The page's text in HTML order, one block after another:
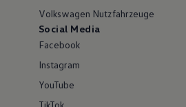
Volkswagen Nutzfahrzeuge
Social Media
Facebook
Instagram
YouTube
TikTok